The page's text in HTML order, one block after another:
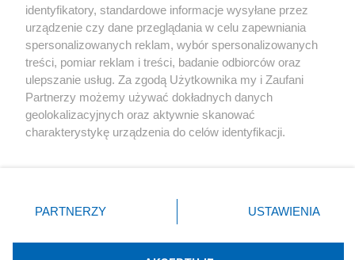
Kultura
X Facebook Instagram Youtube
identyfikatory, standardowe informacje wysyłane przez
urządzenie czy dane przeglądania w celu zapewniania
spersonalizowanych reklam, wybór spersonalizowanych
treści, pomiar reklam i treści, badanie odbiorców oraz
ulepszanie usług. Za zgodą Użytkownika my i Zaufani
Partnerzy możemy używać dokładnych danych
geolokalizacyjnych oraz aktywnie skanować
charakterystykę urządzenia do celów identyfikacji.
zmienić/wycofać klikając przycisk ustawień prywatności
znajdujący się w lewym dolnym rogu strony
rodzaje przetwarzania danych nie wymagają zgody
użytkownika, ale masz prawo sprzeciwić się takiemu
PARTNERZY USTAWIENIA